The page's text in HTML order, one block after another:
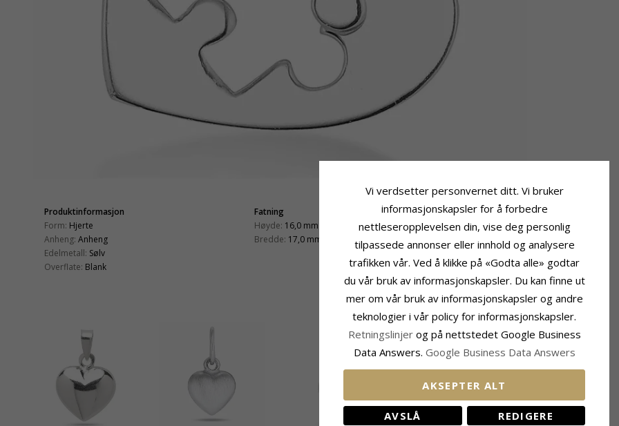
Produktinformasjon
Form: Hjerte
Anheng: Anheng
Edelmetall: Sølv
Overflate: Blank
Fatning
Høyde: 16,0 mm
Bredde: 17,0 mm
Leveringstid
Leveringstid:Ca. 5-10 Hverdager
BESLEKTEDE PRODUKTER
Vi verdsetter personvernet ditt. Vi bruker
informasjonskapsler for å forbedre
nettleseropplevelsen din, vise deg personlig
tilpassede annonser eller innhold og analysere
trafikken vår. Ved å klikke på «Godta alle» godtar
du vår bruk av informasjonskapsler. Du kan finne ut
mer om vår bruk av informasjonskapsler og andre
teknologier i vår policy for informasjonskapsler.
Retningslinjer og på nettstedet Google Business
Data Answers. Google Business Data Answers
AKSEPTER ALT
AVSLÅ REDIGERE